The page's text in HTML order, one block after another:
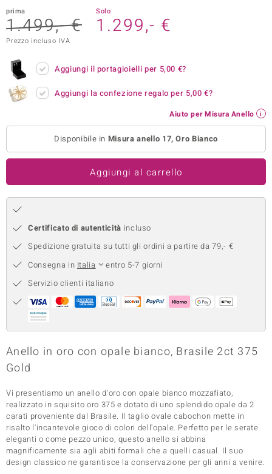
Collection
by de Melo
Classics
prima
1.499,- €
Solo
1.299,- €
Prezzo incluso IVA
Aggiungi il portagioielli per 5,00 €?
Aggiungi la confezione regalo per 5,00 €?
Aiuto per Misura Anello
Disponibile in Misura anello 17, Oro Bianco
Aggiungi al carrello
Certificato di autenticità incluso
Spedizione gratuita su tutti gli ordini a partire da 79,- €
Consegna in Italia
entro 5-7 giorni
Servizio clienti italiano
Anello in oro con opale bianco, Brasile 2ct 375
Gold
Vi presentiamo un anello d'oro con opale bianco mozzafiato,
realizzato in squisito oro 375 e dotato di uno splendido opale da 2
carati proveniente dal Brasile. Il taglio ovale cabochon mette in
risalto l'incantevole gioco di colori dell'opale. Perfetto per le serate
eleganti o come pezzo unico, questo anello si abbina
magnificamente sia agli abiti formali che a quelli casual. Il suo
design classico ne garantisce la conservazione per gli anni a venire.